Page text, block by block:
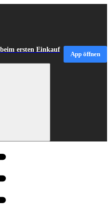
ersten Einkauf
App öffnen